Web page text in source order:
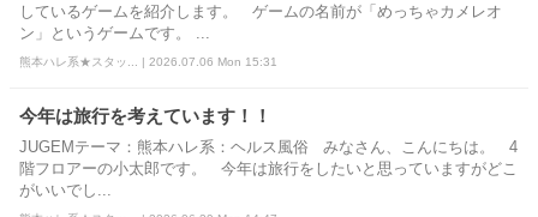
しているゲームを紹介します。 ゲームの名前が「めっちゃカメレオ
ン」というゲームです。 ...
熊本ハレ系★スタッ... | 2026.07.06 Mon 15:31
今年は旅行を考えています！！
JUGEMテーマ：熊本ハレ系：ヘルス風俗 みなさん、こんにちは。 4
階フロアーの小太郎です。 今年は旅行をしたいと思っていますがどこ
がいいでし...